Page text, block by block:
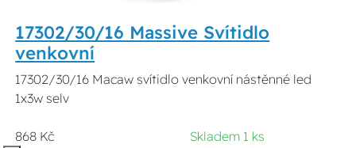
17302/30/16 Massive Svítidlo
venkovní
17302/30/16 Macaw svítidlo venkovní nástěnné led
1x3w selv
868 Kč
Skladem 1 ks